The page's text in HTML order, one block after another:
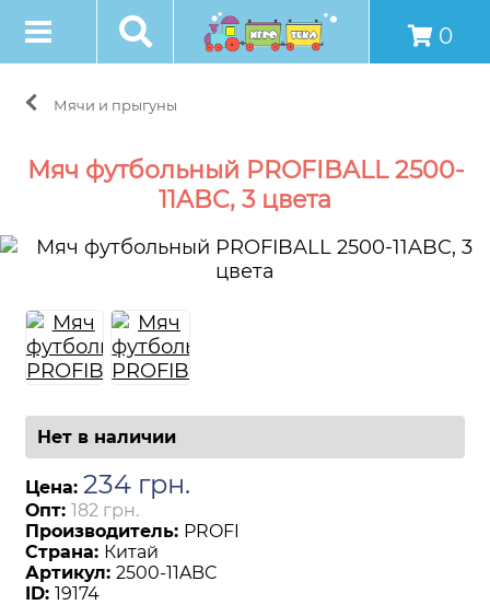
0
Мячи и прыгуны
Мяч футбольный PROFIBALL 2500-
11ABC, 3 цвета
Нет в наличии
Цена: 234 грн.
Опт: 182 грн.
Производитель: PROFI
Страна: Китай
Артикул: 2500-11ABC
ID: 19174